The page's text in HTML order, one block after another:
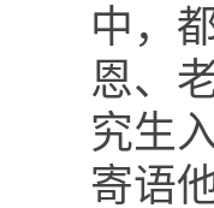
中，
恩、
究生
寄语